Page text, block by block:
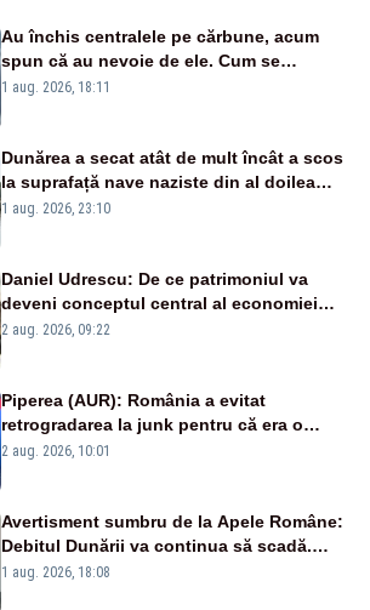
Au închis centralele pe cărbune, acum
spun că au nevoie de ele. Cum se
pasează vina în plină criză energetică
1 aug. 2026, 18:11
Dunărea a secat atât de mult încât a scos
la suprafață nave naziste din al doilea
război mondial
1 aug. 2026, 23:10
Daniel Udrescu: De ce patrimoniul va
deveni conceptul central al economiei
viitoare?
2 aug. 2026, 09:22
Piperea (AUR): România a evitat
retrogradarea la junk pentru că era o
catastrofă pentru bănci și fondurile de
2 aug. 2026, 10:01
Avertisment sumbru de la Apele Române:
Debitul Dunării va continua să scadă.
Cernavodă s-ar putea închide în 4 zile
1 aug. 2026, 18:08